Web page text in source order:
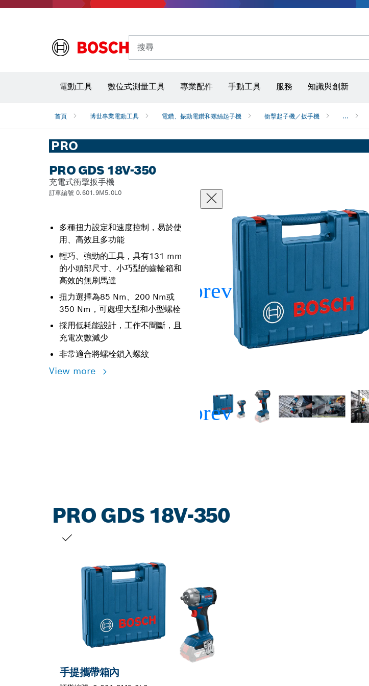
搜尋
電動工具 數位式測量工具 專業配件 手動工具 服務 知識與創新
首頁 博世專業電動工具 電鑽、振動電鑽和螺絲起子機 衝擊起子機／扳手機 ...
PRO
PRO GDS 18V-350
充電式衝擊扳手機
訂單編號 0.601.9M5.0L0
多種扭力設定和速度控制，易於使
用、高效且多功能
輕巧、強勁的工具，具有131 mm
的小頭部尺寸、小巧型的齒輪箱和
高效的無刷馬達
扭力選擇為85 Nm、200 Nm或
350 Nm，可處理大型和小型螺栓
採用低耗能設計，工作不間斷，且
充電次數減少
非常適合將螺栓鎖入螺紋
View more
PRO GDS 18V-350
手提攜帶箱內